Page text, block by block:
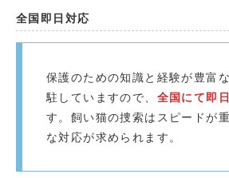
全国即日対応
保護のための知識と経験が豊富
駐していますので、 全国にて即
す。飼い猫の捜索はスピードが
な対応が求められます。